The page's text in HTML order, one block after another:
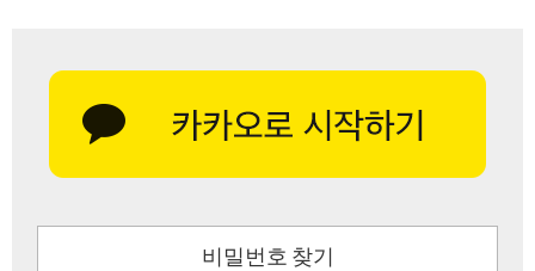
비밀번호 찾기